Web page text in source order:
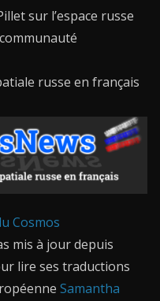
sur l’espace russe
russe en français
Cosmos
mis à jour depuis
lire ses traductions
Samantha